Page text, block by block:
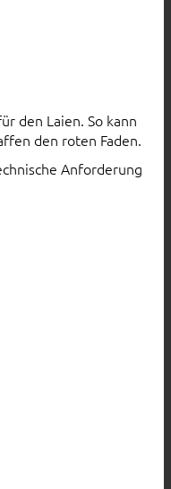
den Laien. So kann
den roten Faden.
Anforderung